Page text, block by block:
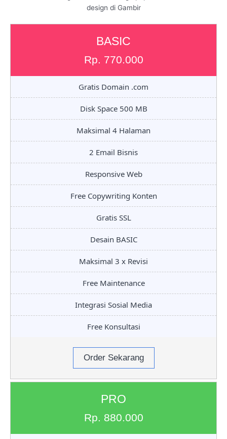
design di Gambir
BASIC
Rp. 770.000
Gratis Domain .com
Disk Space 500 MB
Maksimal 4 Halaman
2 Email Bisnis
Responsive Web
Free Copywriting Konten
Gratis SSL
Desain BASIC
Maksimal 3 x Revisi
Free Maintenance
Integrasi Sosial Media
Free Konsultasi
Order Sekarang
PRO
Rp. 880.000